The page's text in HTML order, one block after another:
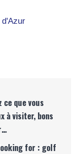
que vous
à visiter, bons
for : golf